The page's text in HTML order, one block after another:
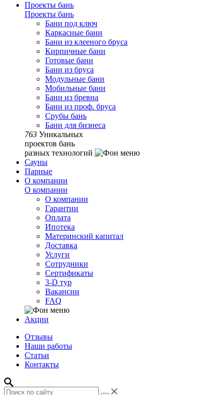
Проекты бань
Проекты бань
Бани под ключ
Каркасные бани
Бани из клееного бруса
Кирпичные бани
Готовые бани
Бани из бруса
Модульные бани
Мобильные бани
Бани из бревна
Бани из проф. бруса
Срубы бань
Бани для бизнеса
763 Уникальных
проектов бань
разных технологий
Сауны
Парные
О компании
О компании
О компании
Гарантии
Оплата
Ипотека
Материнский капитал
Доставка
Услуги
Сотрудники
Сертификаты
3-D тур
Вакансии
FAQ
Акции
Отзывы
Наши работы
Статьи
Контакты